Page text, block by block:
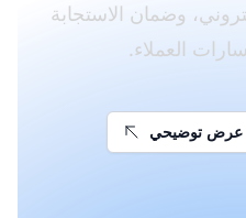
وضمان الاستجابة
العملاء.
عرض توضيحي